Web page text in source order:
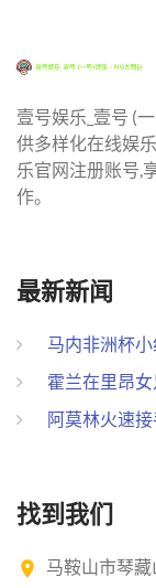
壹号娱乐_壹号 (
供多样化在线娱
乐官网注册账号,
作。
最新新闻
马内非洲杯
霍兰在里昂
阿莫林火速
找到我们
马鞍山市琴